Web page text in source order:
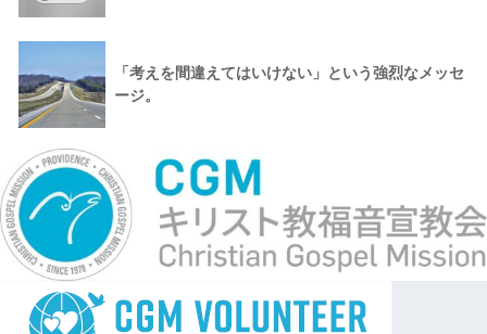
「考えを間違えてはいけない」という強烈なメッセ
ージ。